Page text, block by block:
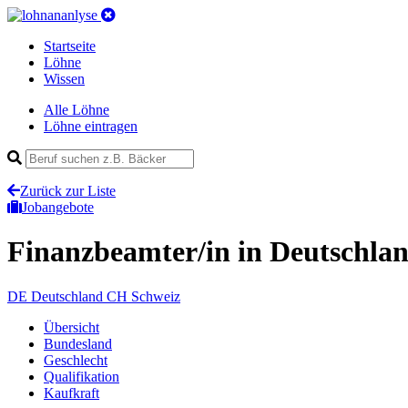
Startseite
Löhne
Wissen
Alle Löhne
Löhne eintragen
Zurück zur Liste
Jobangebote
Finanzbeamter/in in
DE Deutschland CH Schweiz
Übersicht
Bundesland
Geschlecht
Qualifikation
Kaufkraft